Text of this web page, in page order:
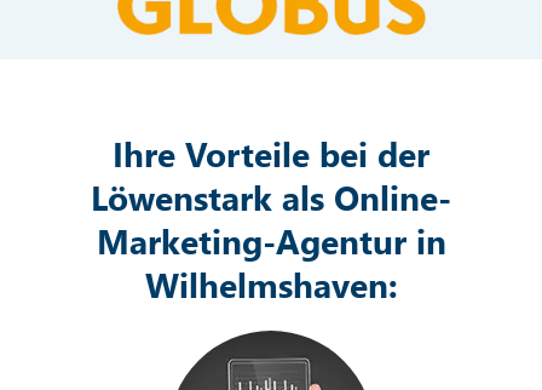
Ihre Vorteile bei der
Löwenstark als Online-
Marketing-Agentur in
Wilhelmshaven: